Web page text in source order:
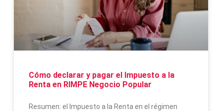
Cómo declarar y pagar el Impuesto a la
Renta en RIMPE Negocio Popular
Resumen: el Impuesto a la Renta en el régimen